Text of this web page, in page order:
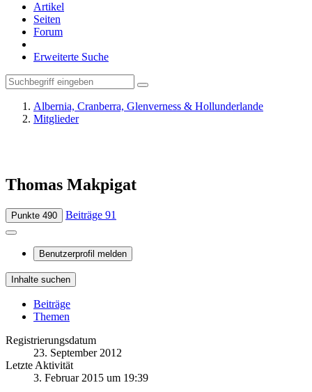
Artikel
Seiten
Forum
Erweiterte Suche
Albernia, Cranberra, Glenverness & Hollunderlande
Mitglieder
Thomas Makpigat
Punkte 490 Beiträge 91
Benutzerprofil melden
Inhalte suchen
Beiträge
Themen
Registrierungsdatum
23. September 2012
Letzte Aktivität
3. Februar 2015 um 19:39